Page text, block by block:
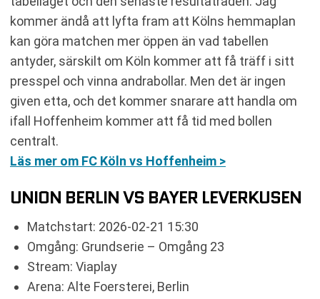
kommer ändå att lyfta fram att Kölns hemmaplan
kan göra matchen mer öppen än vad tabellen
antyder, särskilt om Köln kommer att få träff i sitt
presspel och vinna andrabollar. Men det är ingen
given etta, och det kommer snarare att handla om
ifall Hoffenheim kommer att få tid med bollen
centralt.
Läs mer om FC Köln vs Hoffenheim >
UNION BERLIN VS BAYER LEVERKUSEN
Matchstart: 2026-02-21 15:30
Omgång: Grundserie – Omgång 23
Stream: Viaplay
Arena: Alte Foersterei, Berlin